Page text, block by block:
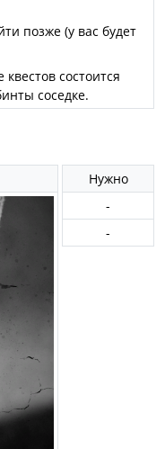
позже (у вас будет
состоится
соседке.
Нужно
-
-